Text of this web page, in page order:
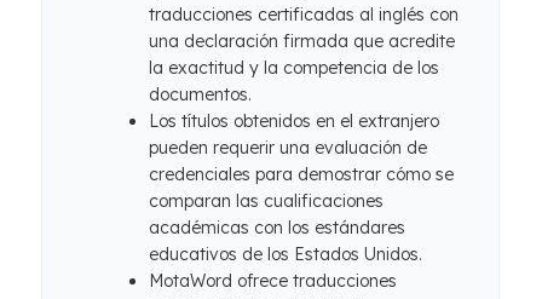
traducciones certificadas al inglés con
una declaración firmada que acredite
la exactitud y la competencia de los
documentos.
Los títulos obtenidos en el extranjero
pueden requerir una evaluación de
credenciales para demostrar cómo se
comparan las cualificaciones
académicas con los estándares
educativos de los Estados Unidos.
MotaWord ofrece traducciones